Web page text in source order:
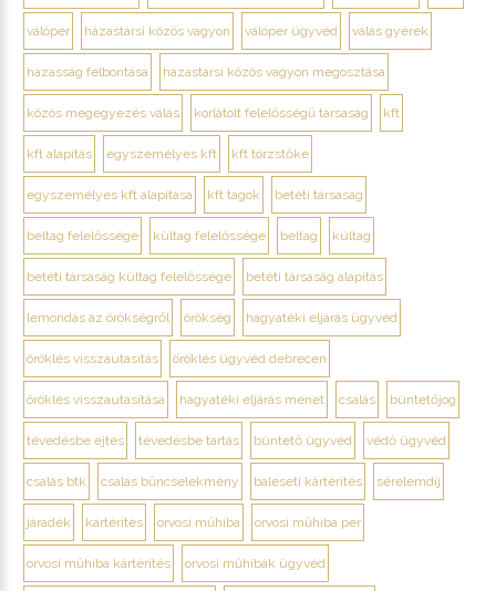
válóper házastársi közös vagyon válóper ügyvéd válás gyerek
házasság felbontása házastársi közös vagyon megosztása
közös megegyezés válás korlátolt felelősségű társaság kft
kft alapítás egyszemélyes kft kft törzstőke
egyszemélyes kft alapítása kft tagok betéti társaság
beltag felelőssége kültag felelőssége beltag kültag
betéti társaság kültag felelőssége betéti társaság alapítás
lemondás az örökségről örökség hagyatéki eljárás ügyvéd
öröklés visszautasítás öröklés ügyvéd debrecen
öröklés visszautasítása hagyatéki eljárás menet csalás büntetőjog
tévedésbe ejtés tévedésbe tartás büntető ügyvéd védő ügyvéd
csalás btk csalás bűncselekmény baleseti kártérítés sérelemdíj
járadék kártérítés orvosi műhiba orvosi műhiba per
orvosi műhiba kártérítés orvosi műhibák ügyvéd